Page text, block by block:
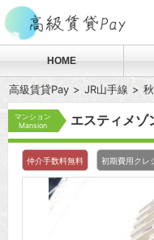
HOME
高級賃貸Pay JR山手線
マンション
Mansion
エスティメゾ
仲介手数料無料 初期費用クレ